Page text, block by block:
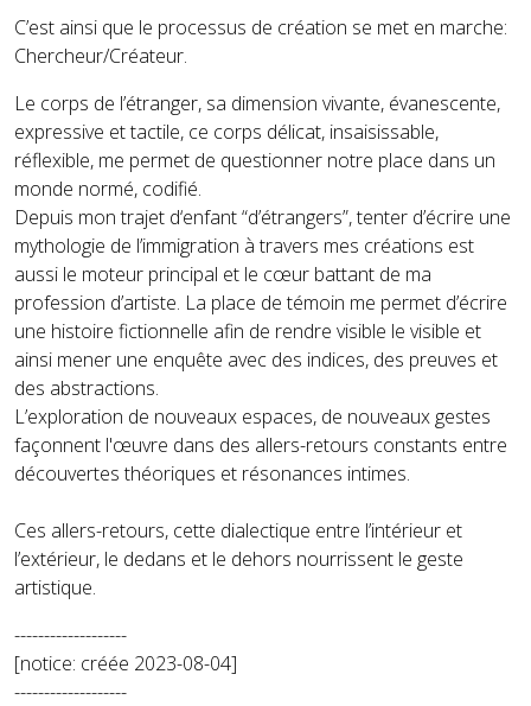
C’est ainsi que le processus de création se met en marche:
Chercheur/Créateur.
Le corps de l’étranger, sa dimension vivante, évanescente,
expressive et tactile, ce corps délicat, insaisissable,
réflexible, me permet de questionner notre place dans un
monde normé, codifié.
Depuis mon trajet d‘enfant “d’étrangers”, tenter d’écrire une
mythologie de l’immigration à travers mes créations est
aussi le moteur principal et le cœur battant de ma
profession d’artiste. La place de témoin me permet d’écrire
une histoire fictionnelle afin de rendre visible le visible et
ainsi mener une enquête avec des indices, des preuves et
des abstractions.
L’exploration de nouveaux espaces, de nouveaux gestes
façonnent l'œuvre dans des allers-retours constants entre
découvertes théoriques et résonances intimes.
Ces allers-retours, cette dialectique entre l’intérieur et
l’extérieur, le dedans et le dehors nourrissent le geste
artistique.
-------------------
[notice: créée 2023-08-04]
-------------------